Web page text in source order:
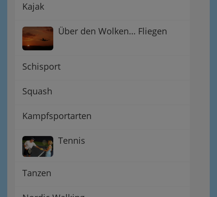
Kajak
Über den Wolken… Fliegen
Schisport
Squash
Kampfsportarten
Tennis
Tanzen